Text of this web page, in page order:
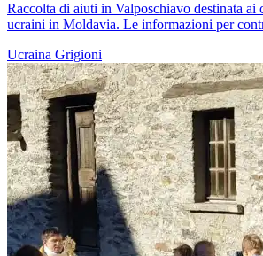
Raccolta di aiuti in Valposchiavo destinata ai
ucraini in Moldavia. Le informazioni per
Ucraina Grigioni